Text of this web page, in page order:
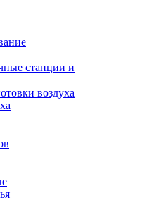
станции и
воздуха